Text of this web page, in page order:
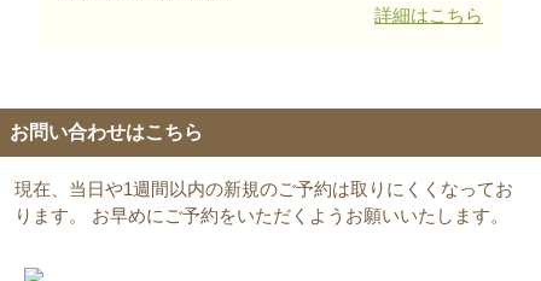
詳細はこちら
お問い合わせはこちら
現在、当日や1週間以内の新規のご予約は取りにくくなってお
ります。 お早めにご予約をいただくようお願いいたします。